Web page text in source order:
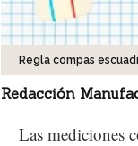
Regla compas
Redacción
Las mediciones